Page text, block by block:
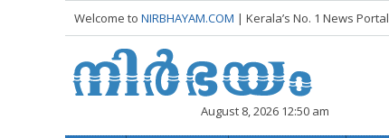
Welcome to NIRBHAYAM.COM | Kerala’s No. 1 News Portal
August 8, 2026 12:50 am